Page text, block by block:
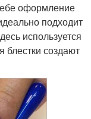
оформление
подходит
используется
создают